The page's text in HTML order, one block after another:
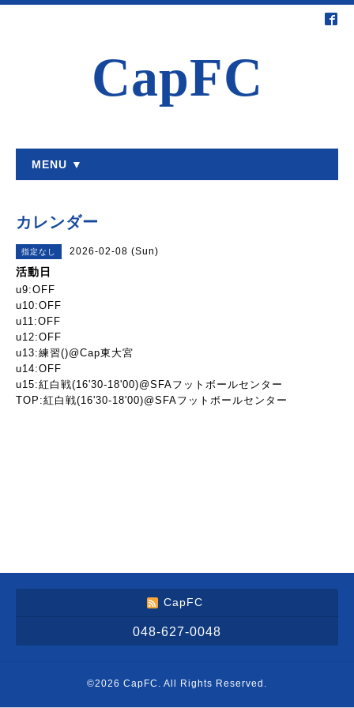
CapFC
MENU ▼
カレンダー
指定なし 2026-02-08 (Sun)
活動日
u9:OFF
u10:OFF
u11:OFF
u12:OFF
u13:練習()@Cap東大宮
u14:OFF
u15:紅白戦(16'30-18'00)@SFAフットボールセンター
TOP:紅白戦(16'30-18'00)@SFAフットボールセンター
CapFC
048-627-0048
©2026 CapFC . All Rights Reserved.